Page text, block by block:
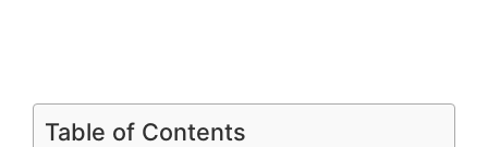
Table of Contents